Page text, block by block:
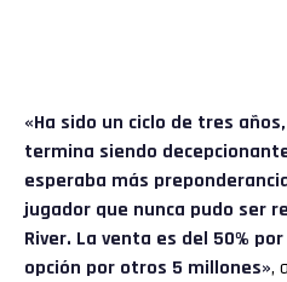
«Ha sido un ciclo de tres
termina siendo
esperaba más
jugador que nunca pudo ser
River. La venta es del 50%
opción por otros 5 millones»,